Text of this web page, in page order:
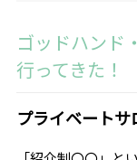
ゴッドハンド
行ってきた！
プライベートサ